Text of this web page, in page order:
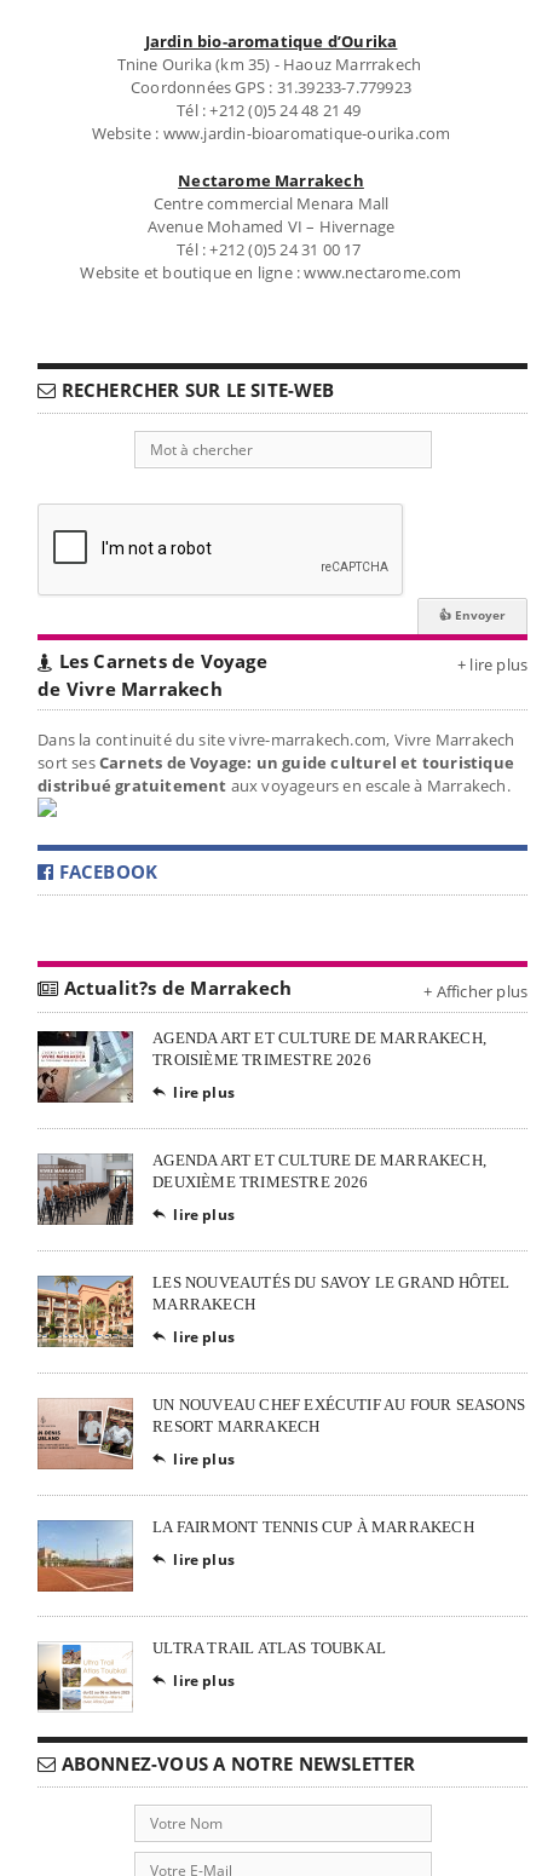
Jardin bio-aromatique d’Ourika
Tnine Ourika (km 35) - Haouz Marrrakech
Coordonnées GPS : 31.39233-7.779923
Tél : +212 (0)5 24 48 21 49
Website : www.jardin-bioaromatique-ourika.com
Nectarome Marrakech
Centre commercial Menara Mall
Avenue Mohamed VI – Hivernage
Tél : +212 (0)5 24 31 00 17
Website et boutique en ligne : www.nectarome.com
RECHERCHER SUR LE SITE-WEB
Les Carnets de Voyage
de Vivre Marrakech
+ lire plus
Dans la continuité du site vivre-marrakech.com, Vivre Marrakech
sort sesCarnets de Voyage: un guide culturel et touristique
distribué gratuitement aux voyageurs en escale à Marrakech.
FACEBOOK
Actualit?s de Marrakech + Afficher plus
AGENDA ART ET CULTURE DE MARRAKECH,
TROISIÈME TRIMESTRE 2026
 lire plus
AGENDA ART ET CULTURE DE MARRAKECH,
DEUXIÈME TRIMESTRE 2026
 lire plus
LES NOUVEAUTÉS DU SAVOY LE GRAND HÔTEL
MARRAKECH
 lire plus
UN NOUVEAU CHEF EXÉCUTIF AU FOUR SEASONS
RESORT MARRAKECH
 lire plus
LA FAIRMONT TENNIS CUP À MARRAKECH
 lire plus
ULTRA TRAIL ATLAS TOUBKAL
 lire plus
ABONNEZ-VOUS A NOTRE NEWSLETTER